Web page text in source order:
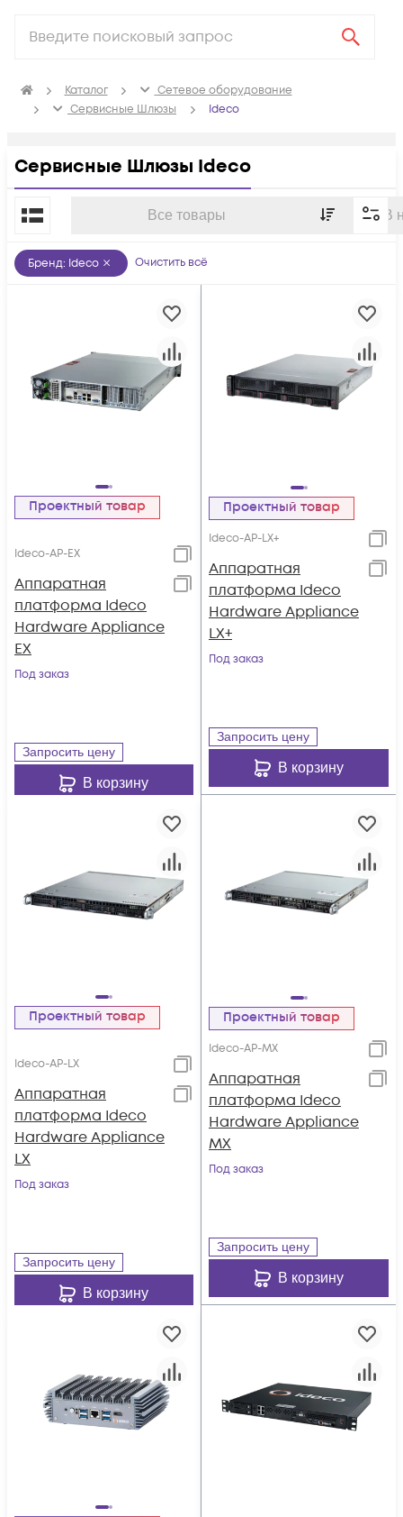
Каталог
Сетевое оборудование
Сервисные Шлюзы
Ideco
Сервисные Шлюзы Ideco
Все товары В
По популярности
Бренд: Ideco Очистить всё
Проектный товар
Ideco-AP-EX
Аппаратная
платформа Ideco
Hardware Appliance
EX
Под заказ
Запросить цену
В корзину
Проектный товар
Ideco-AP-LX+
Аппаратная
платформа Ideco
Hardware Appliance
LX+
Под заказ
Запросить цену
В корзину
Проектный товар
Ideco-AP-LX
Аппаратная
платформа Ideco
Hardware Appliance
LX
Под заказ
Запросить цену
В корзину
Проектный товар
Ideco-AP-MX
Аппаратная
платформа Ideco
Hardware Appliance
MX
Под заказ
Запросить цену
В корзину